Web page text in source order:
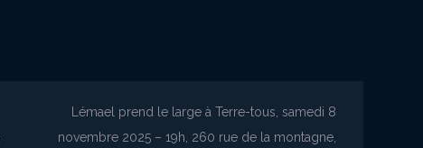
Lémael prend le large à Terre-tous, samedi 8
novembre 2025 – 19h, 260 rue de la montagne,